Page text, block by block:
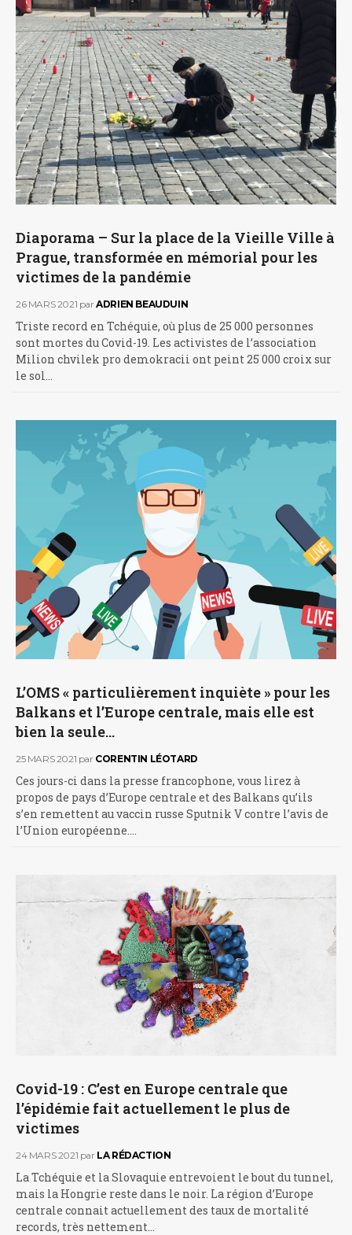
Diaporama – Sur la place de la Vieille Ville à
Prague, transformée en mémorial pour les
victimes de la pandémie
26 MARS 2021 parADRIEN BEAUDUIN
Triste record en Tchéquie, où plus de 25 000 personnes
sont mortes du Covid-19. Les activistes de l’association
Milion chvilek pro demokracii ont peint 25 000 croix sur
le sol…
L’OMS « particulièrement inquiète » pour les
Balkans et l’Europe centrale, mais elle est
bien la seule…
25 MARS 2021 par CORENTIN LÉOTARD
Ces jours-ci dans la presse francophone, vous lirez à
propos de pays d’Europe centrale et des Balkans qu’ils
s’en remettent au vaccin russe Sputnik V contre l’avis de
l’Union européenne.…
Covid-19 : C’est en Europe centrale que
l’épidémie fait actuellement le plus de
victimes
24 MARS 2021 par LA RÉDACTION
La Tchéquie et la Slovaquie entrevoient le bout du tunnel,
mais la Hongrie reste dans le noir. La région d’Europe
centrale connait actuellement des taux de mortalité
records, très nettement…